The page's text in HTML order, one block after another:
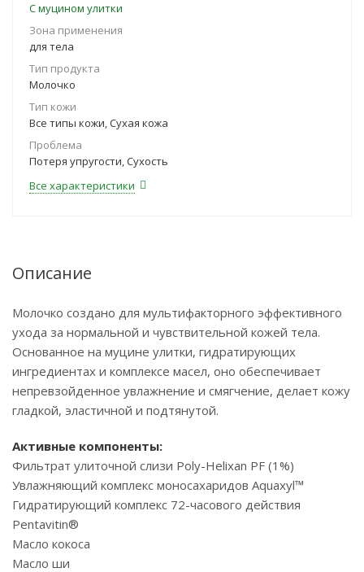
С муцином улитки
Зона применения
для тела
Тип продукта
Молочко
Тип кожи
Все типы кожи, Сухая кожа
Проблема
Потеря упругости, Сухость
Все характеристики
Описание
Молочко создано для мультифакторного эффективного
ухода за нормальной и чувствительной кожей тела.
Основанное на муцине улитки, гидратирующих
ингредиентах и комплексе масел, оно обеспечивает
непревзойденное увлажнение и смягчение, делает кожу
гладкой, эластичной и подтянутой.
Активные компоненты:
Фильтрат улиточной слизи Poly-Helixan PF (1%)
Увлажняющий комплекс моносахаридов Aquaxyl™
Гидратирующий комплекс 72-часового действия
Pentavitin®
Масло кокоса
Масло ши